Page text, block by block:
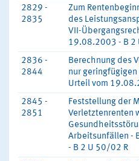
2829 -
2835
Zum
des
VII-
19.08.2003 - B 2
2836 -
2844
Berechnung des
nur
Urteil vom
2845 -
2851
Feststellung der
Verletztenrenten
Arbeitsunfällen -
- B 2 U 50/02 R